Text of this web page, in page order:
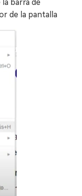
barra de
de la pantalla